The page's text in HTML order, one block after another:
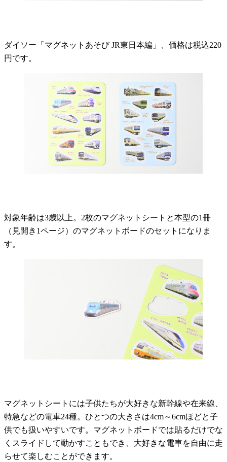
ダイソー「マグネットあそび JR東日本編」、価格は税込220
円です。
対象年齢は3歳以上。2枚のマグネットシートと本型の1冊
（見開き1ページ）のマグネットボードのセットになりま
す。
マグネットシートには子供たちが大好きな新幹線や在来線、
特急などの電車24種。ひとつの大きさは4cm～6cmほどと子
供でも扱いやすいです。マグネットボードでは貼るだけでな
くスライドして動かすこともでき、大好きな電車を自由に走
らせて楽しむことができます。